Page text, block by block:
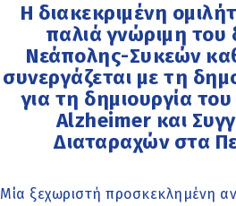
Η διακεκριμένη
παλιά γνώριμη του
Νεάπολης-Συκεών
συνεργάζεται με τη
για τη δημιουργία
Alzheimer και
Διαταραχών στα
Μία ξεχωριστή προσκεκλημένη